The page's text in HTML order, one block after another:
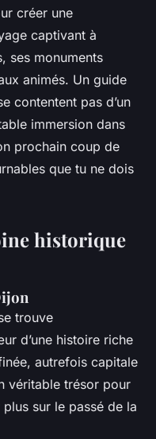
créer une
captivant à
ses monuments
animés. Un guide
contentent pas d’un
immersion dans
prochain coup de
que tu ne dois
historique
trouve
d’une histoire riche
autrefois capitale
véritable trésor pour
sur le passé de la